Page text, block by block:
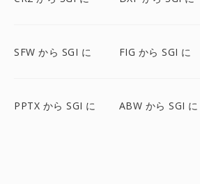
SFW から SGI に FIG から SGI に
PPTX から SGI に ABW から SGI に